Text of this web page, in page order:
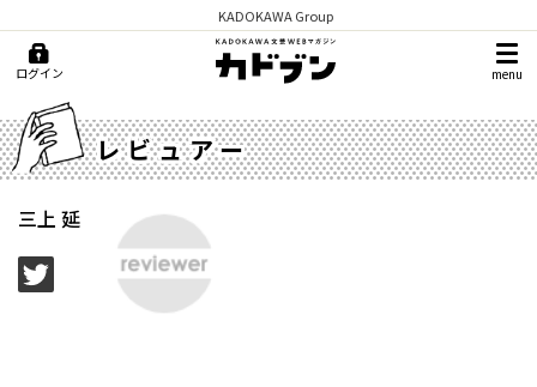
KADOKAWA Group
ログイン menu
レビュアー
三上 延